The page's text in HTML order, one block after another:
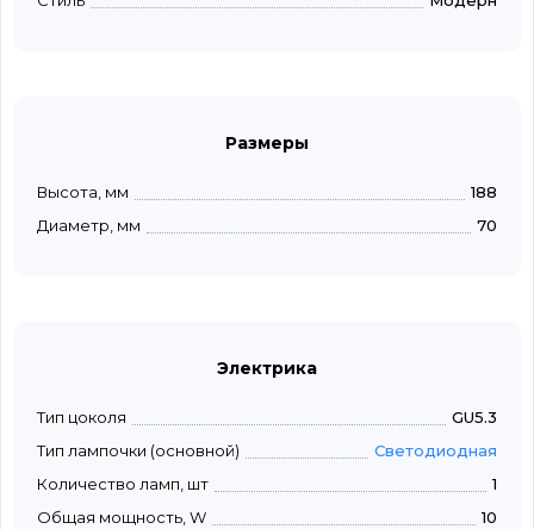
Размеры
Высота, мм
188
Диаметр, мм
70
Электрика
Тип цоколя
GU5.3
Тип лампочки (основной)
Светодиодная
Количество ламп, шт
1
Общая мощность, W
10